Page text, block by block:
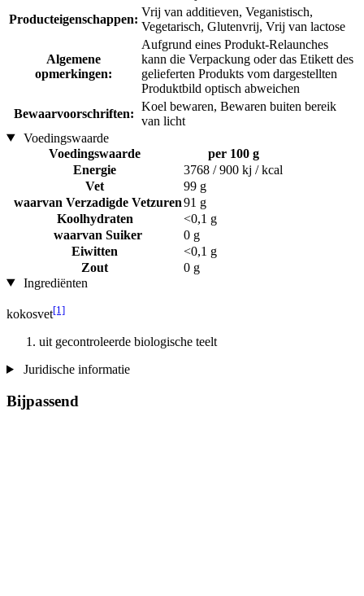
Producteigenschappen:
Vrij van additieven, Veganistisch,
Vegetarisch, Glutenvrij, Vrij van lactose
Algemene
opmerkingen:
Aufgrund eines Produkt-Relaunches
kann die Verpackung oder das Etikett des
gelieferten Produkts vom dargestellten
Produktbild optisch abweichen
Bewaarvoorschriften:
Koel bewaren, Bewaren buiten bereik
van licht
Voedingswaarde
Voedingswaarde
per 100 g
Energie
3768 / 900 kj / kcal
Vet
99 g
waarvan Verzadigde Vetzuren91 g
Koolhydraten
<0,1 g
waarvan Suiker
0 g
Eiwitten
<0,1 g
Zout
0 g
Ingrediënten
kokosvet[1]
uit gecontroleerde biologische teelt
Juridische informatie
Bijpassend